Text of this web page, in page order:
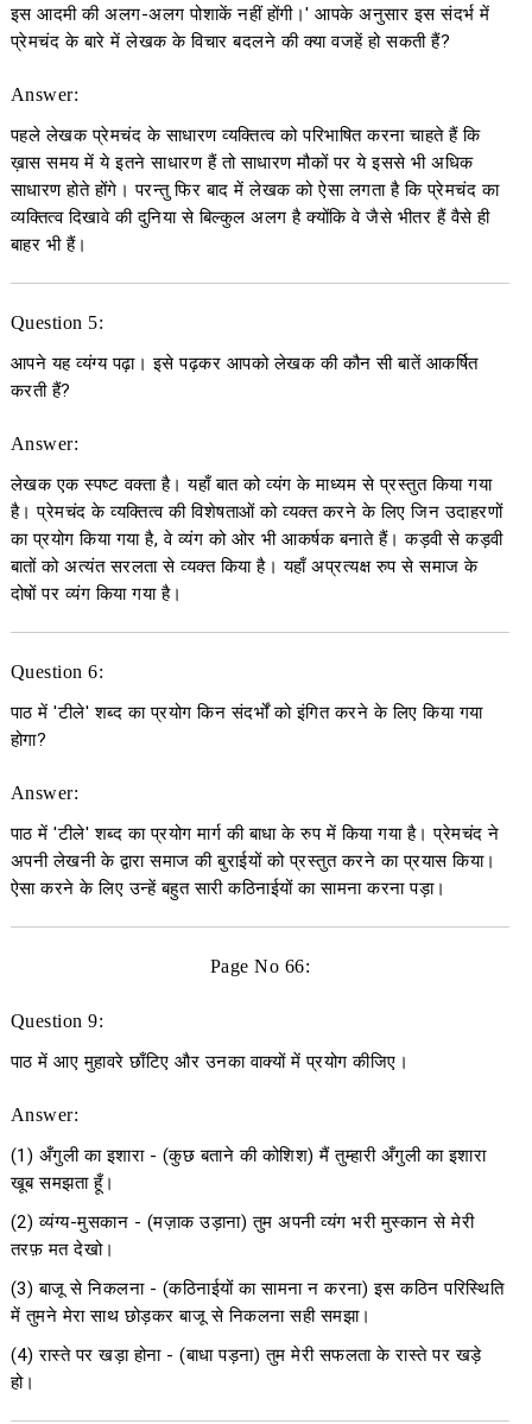
इस आदमी की अलग-अलग पोशाकें नहीं होंगी।' आपके अनुसार इस संदर्भ में
प्रेमचंद के बारे में लेखक के विचार बदलने की क्या वजहें हो सकती हैं?
Answer:
पहले लेखक प्रेमचंद के साधारण व्यक्तित्व को परिभाषित करना चाहते हैं कि
ख़ास समय में ये इतने साधारण हैं तो साधारण मौकों पर ये इससे भी अधिक
साधारण होते होंगे। परन्तु फिर बाद में लेखक को ऐसा लगता है कि प्रेमचंद का
व्यक्तित्व दिखावे की दुनिया से बिल्कुल अलग है क्योंकि वे जैसे भीतर हैं वैसे ही
बाहर भी हैं।
Question 5:
आपने यह व्यंग्य पढ़ा। इसे पढ़कर आपको लेखक की कौन सी बातें आकर्षित
करती हैं?
Answer:
लेखक एक स्पष्ट वक्ता है। यहाँ बात को व्यंग के माध्यम से प्रस्तुत किया गया
है। प्रेमचंद के व्यक्तित्व की विशेषताओं को व्यक्त करने के लिए जिन उदाहरणों
का प्रयोग किया गया है, वे व्यंग को ओर भी आकर्षक बनाते हैं। कड़वी से कड़वी
बातों को अत्यंत सरलता से व्यक्त किया है। यहाँ अप्रत्यक्ष रुप से समाज के
दोषों पर व्यंग किया गया है।
Question 6:
पाठ में 'टीले' शब्द का प्रयोग किन संदर्भों को इंगित करने के लिए किया गया
होगा?
Answer:
पाठ में 'टीले' शब्द का प्रयोग मार्ग की बाधा के रुप में किया गया है। प्रेमचंद ने
अपनी लेखनी के द्वारा समाज की बुराईयों को प्रस्तुत करने का प्रयास किया।
ऐसा करने के लिए उन्हें बहुत सारी कठिनाईयों का सामना करना पड़ा।
Page No 66:
Question 9:
पाठ में आए मुहावरे छाँटिए और उनका वाक्यों में प्रयोग कीजिए।
Answer:
(1) अँगुली का इशारा- (कुछ बताने की कोशिश) मैं तुम्हारी अँगुली का इशारा
खूब समझता हूँ।
(2)व्यंग्य-मुसकान - (मज़ाक उड़ाना) तुम अपनी व्यंग भरी मुस्कान से मेरी
तरफ़ मत देखो।
(3)बाजू से निकलना - (कठिनाईयों का सामना न करना) इस कठिन परिस्थिति
में तुमने मेरा साथ छोड़कर बाजू से निकलना सही समझा।
(4)रास्ते पर खड़ा होना- (बाधा पड़ना) तुम मेरी सफलता के रास्ते पर खड़े
हो।